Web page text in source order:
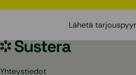
Lähetä
Sustera
Yhteystiedot